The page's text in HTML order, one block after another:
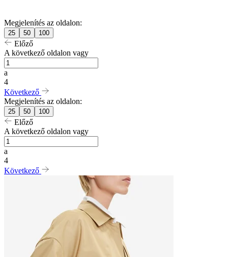
Megjelenítés az oldalon:
25 50 100
Előző
A következő oldalon vagy
a
4
Következő
Megjelenítés az oldalon:
25 50 100
Előző
A következő oldalon vagy
a
4
Következő